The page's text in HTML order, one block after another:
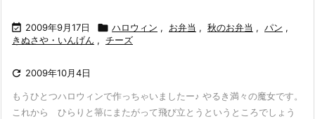
 2009年9月17日  ハロウィン , お弁当 , 秋のお弁当 , パン ,
きぬさや・いんげん , チーズ
 2009年10月4日
もうひとつハロウィンで作っちゃいましたー♪ やるき満々の魔女です。
これから ひらりと箒にまたがって飛び立とうというところでしょう